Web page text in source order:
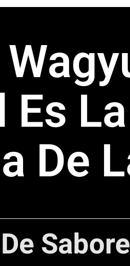
Es
De